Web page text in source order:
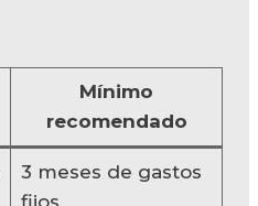
Mínimo
recomendado
3 meses de gastos